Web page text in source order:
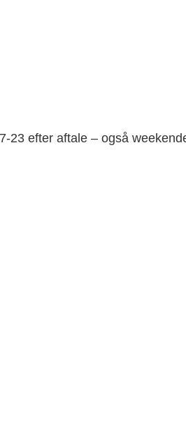
23 efter aftale – også